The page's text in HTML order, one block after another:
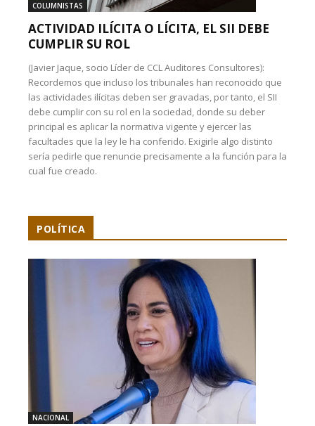
COLUMNISTAS
ACTIVIDAD ILÍCITA O LÍCITA, EL SII DEBE
CUMPLIR SU ROL
(Javier Jaque, socio Líder de CCL Auditores Consultores):
Recordemos que incluso los tribunales han reconocido que
las actividades ilícitas deben ser gravadas, por tanto, el SII
debe cumplir con su rol en la sociedad, donde su deber
principal es aplicar la normativa vigente y ejercer las
facultades que la ley le ha conferido. Exigirle algo distinto
sería pedirle que renuncie precisamente a la función para la
cual fue creado.
POLÍTICA
NACIONAL